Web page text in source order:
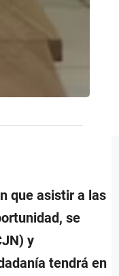
que asistir a las
se
y
tendrá en